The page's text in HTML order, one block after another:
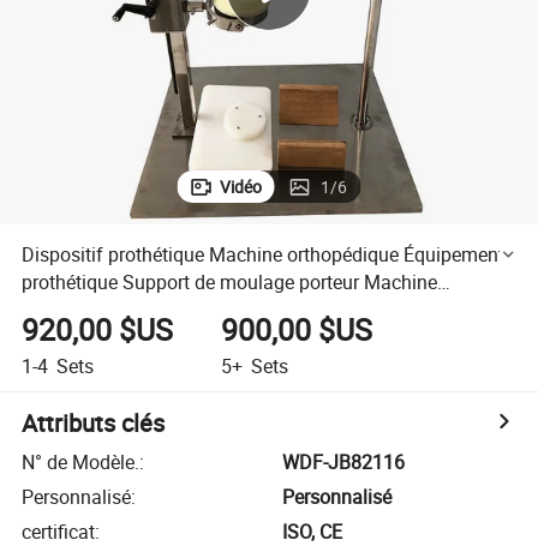
Vidéo 1/6
Dispositif prothétique Machine orthopédique Équipement
prothétique Support de moulage porteur Machine
920,00 $US
1-4 Sets
900,00 $US
5+ Sets
Attributs clés
N° de Modèle.:
WDF-JB82116
Personnalisé:
Personnalisé
certificat:
ISO, CE